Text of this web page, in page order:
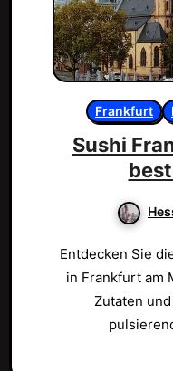
Frankfurt
Sushi
Entdecken Sie die besten Sushi-Restaurants
in Frankfurt am
Zutaten